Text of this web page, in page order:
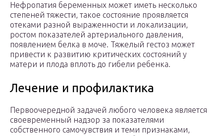
Нефропатия беременных может иметь несколько
степеней тяжести, такое состояние проявляется
отеками разной выраженности и локализации,
ростом показателей артериального давления,
появлением белка в моче. Тяжелый гестоз может
привести к развитию критических состояний у
матери и плода вплоть до гибели ребенка.
Лечение и профилактика
Первоочередной задачей любого человека является
своевременный надзор за показателями
собственного самочувствия и теми признаками,